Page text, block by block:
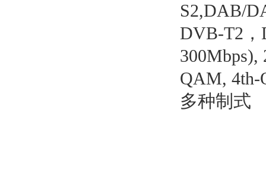
S2,DAB/
DVB-T2，
300Mbps),
QAM, 4th-
多种制式